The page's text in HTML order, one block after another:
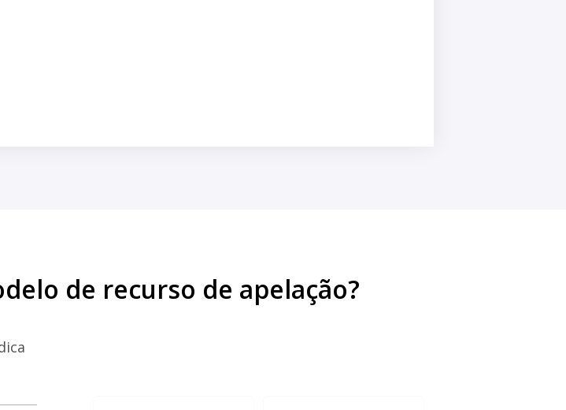
de recurso de apelação?